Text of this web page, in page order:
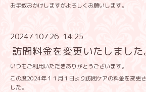
お手数おかけしますがよろしくお願いします。
2024/ 10/ 26 14:25
訪問料金を変更いたしました
いつもご利用いただきありがとうございます。
この度2024年１１月１日より訪問ケアの料金を変更
した。